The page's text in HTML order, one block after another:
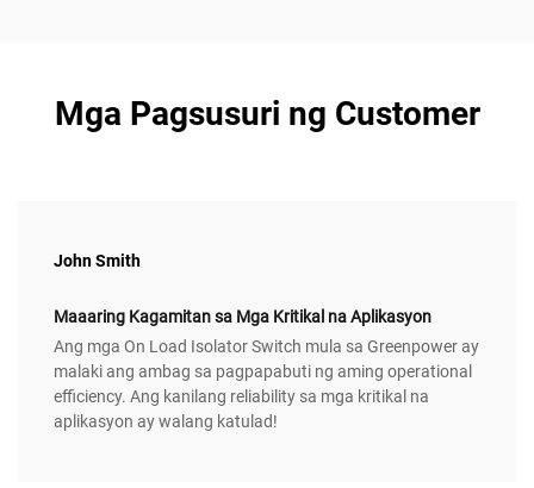
Mga Pagsusuri ng Customer
John Smith
Maaaring Kagamitan sa Mga Kritikal na Aplikasyon
Ang mga On Load Isolator Switch mula sa Greenpower ay
malaki ang ambag sa pagpapabuti ng aming operational
efficiency. Ang kanilang reliability sa mga kritikal na
aplikasyon ay walang katulad!